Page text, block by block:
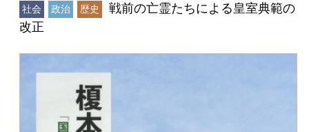
社会 政治 歴史
戦前の亡霊たちによる皇室典範の
改正